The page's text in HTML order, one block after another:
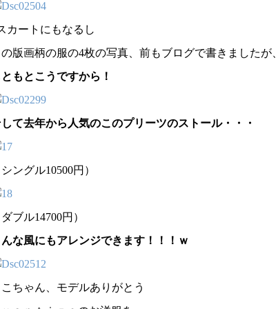
カートにもなるし
版画柄の服の4枚の写真、前もブログで書きましたが、
もとこうですから！
て去年から人気のこのプリーツのストール・・・
ングル10500円）
ブル14700円）
な風にもアレンジできます！！！ｗ
ちゃん、モデルありがとう